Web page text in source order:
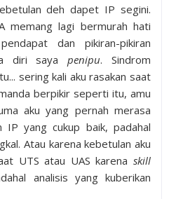
deh dapet IP segini.
memang lagi bermurah hati
dan pikiran-pikiran
diri sayapenipu. Sindrom
sering kali aku rasakan saat
berpikir seperti itu, amu
aku yang pernah merasa
yang cukup baik, padahal
Atau karena kebetulan aku
UTS atau UAS karena skill
analisis yang kuberikan